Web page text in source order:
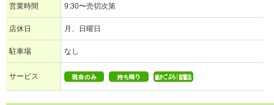
営業時間 9:30〜売切次第
店休日 月、日曜日
駐車場 なし
サービス